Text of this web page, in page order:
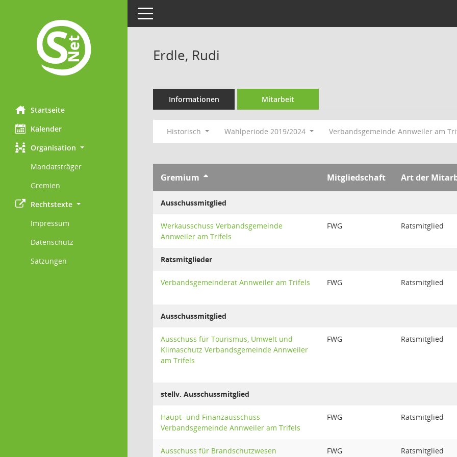
Startseite
Kalender
Organisation
Mandatsträger
Gremien
Rechtstexte
Impressum
Datenschutz
Satzungen
Toggle navigation
Erdle, Rudi
Informationen Mitarbeit
Historisch Wahlperiode 2019/2024 Verbandsgemeinde Annweiler am
Gremium Mitgliedschaft Art der
Ausschussmitglied
Werkausschuss Verbandsgemeinde
Annweiler am Trifels
FWG Ratsmitglied
Ratsmitglieder
Verbandsgemeinderat Annweiler am Trifels FWG Ratsmitglied
Ausschussmitglied
Ausschuss für Tourismus, Umwelt und
Klimaschutz Verbandsgemeinde Annweiler
am Trifels
FWG Ratsmitglied
stellv. Ausschussmitglied
Haupt- und Finanzausschuss
Verbandsgemeinde Annweiler am Trifels
FWG Ratsmitglied
Ausschuss für Brandschutzwesen
FWG Ratsmitglied